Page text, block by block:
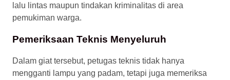
lalu lintas maupun tindakan kriminalitas di area
pemukiman warga.
Pemeriksaan Teknis Menyeluruh
Dalam giat tersebut, petugas teknis tidak hanya
mengganti lampu yang padam, tetapi juga memeriksa